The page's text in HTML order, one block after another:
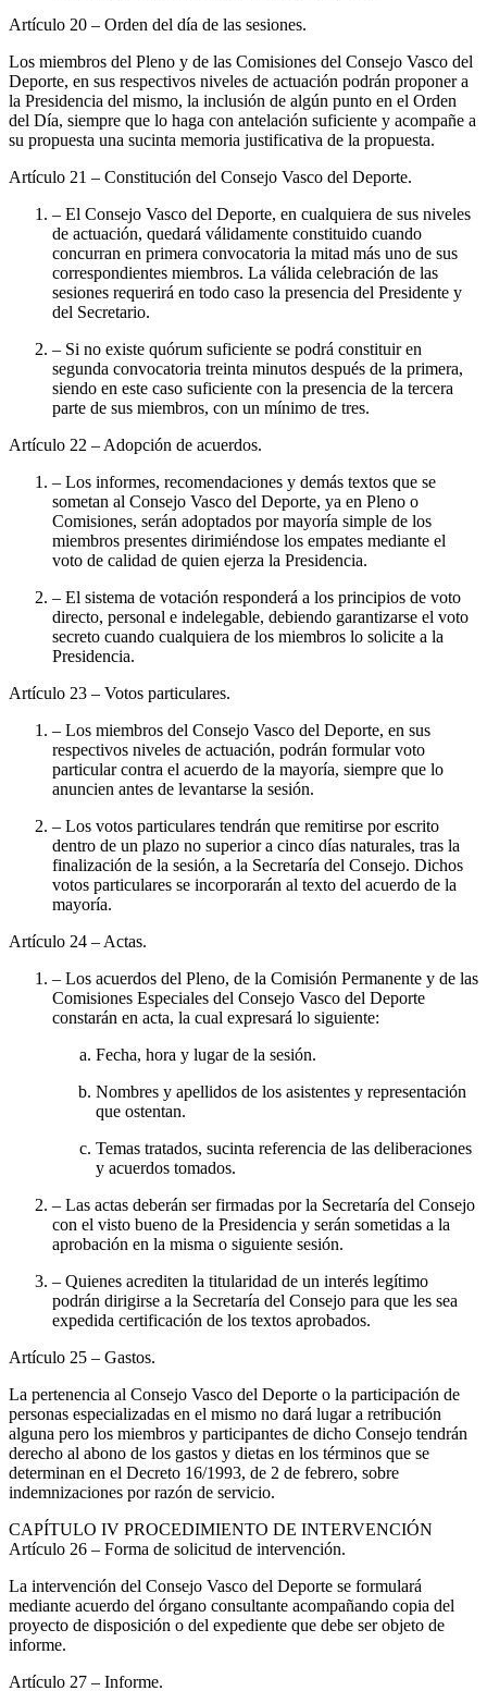
Artículo 20 – Orden del día de las sesiones.
Los miembros del Pleno y de las Comisiones del Consejo Vasco del
Deporte, en sus respectivos niveles de actuación podrán proponer a
la Presidencia del mismo, la inclusión de algún punto en el Orden
del Día, siempre que lo haga con antelación suficiente y acompañe a
su propuesta una sucinta memoria justificativa de la propuesta.
Artículo 21 – Constitución del Consejo Vasco del Deporte.
– El Consejo Vasco del Deporte, en cualquiera de sus niveles
de actuación, quedará válidamente constituido cuando
concurran en primera convocatoria la mitad más uno de sus
correspondientes miembros. La válida celebración de las
sesiones requerirá en todo caso la presencia del Presidente y
del Secretario.
– Si no existe quórum suficiente se podrá constituir en
segunda convocatoria treinta minutos después de la primera,
siendo en este caso suficiente con la presencia de la tercera
parte de sus miembros, con un mínimo de tres.
Artículo 22 – Adopción de acuerdos.
– Los informes, recomendaciones y demás textos que se
sometan al Consejo Vasco del Deporte, ya en Pleno o
Comisiones, serán adoptados por mayoría simple de los
miembros presentes dirimiéndose los empates mediante el
voto de calidad de quien ejerza la Presidencia.
– El sistema de votación responderá a los principios de voto
directo, personal e indelegable, debiendo garantizarse el voto
secreto cuando cualquiera de los miembros lo solicite a la
Presidencia.
Artículo 23 – Votos particulares.
– Los miembros del Consejo Vasco del Deporte, en sus
respectivos niveles de actuación, podrán formular voto
particular contra el acuerdo de la mayoría, siempre que lo
anuncien antes de levantarse la sesión.
– Los votos particulares tendrán que remitirse por escrito
dentro de un plazo no superior a cinco días naturales, tras la
finalización de la sesión, a la Secretaría del Consejo. Dichos
votos particulares se incorporarán al texto del acuerdo de la
mayoría.
Artículo 24 – Actas.
– Los acuerdos del Pleno, de la Comisión Permanente y de las
Comisiones Especiales del Consejo Vasco del Deporte
constarán en acta, la cual expresará lo siguiente:
Fecha, hora y lugar de la sesión.
Nombres y apellidos de los asistentes y representación
que ostentan.
Temas tratados, sucinta referencia de las deliberaciones
y acuerdos tomados.
– Las actas deberán ser firmadas por la Secretaría del Consejo
con el visto bueno de la Presidencia y serán sometidas a la
aprobación en la misma o siguiente sesión.
– Quienes acrediten la titularidad de un interés legítimo
podrán dirigirse a la Secretaría del Consejo para que les sea
expedida certificación de los textos aprobados.
Artículo 25 – Gastos.
La pertenencia al Consejo Vasco del Deporte o la participación de
personas especializadas en el mismo no dará lugar a retribución
alguna pero los miembros y participantes de dicho Consejo tendrán
derecho al abono de los gastos y dietas en los términos que se
determinan en el Decreto 16/1993, de 2 de febrero, sobre
indemnizaciones por razón de servicio.
CAPÍTULO IV PROCEDIMIENTO DE INTERVENCIÓN
Artículo 26 – Forma de solicitud de intervención.
La intervención del Consejo Vasco del Deporte se formulará
mediante acuerdo del órgano consultante acompañando copia del
proyecto de disposición o del expediente que debe ser objeto de
informe.
Artículo 27 – Informe.